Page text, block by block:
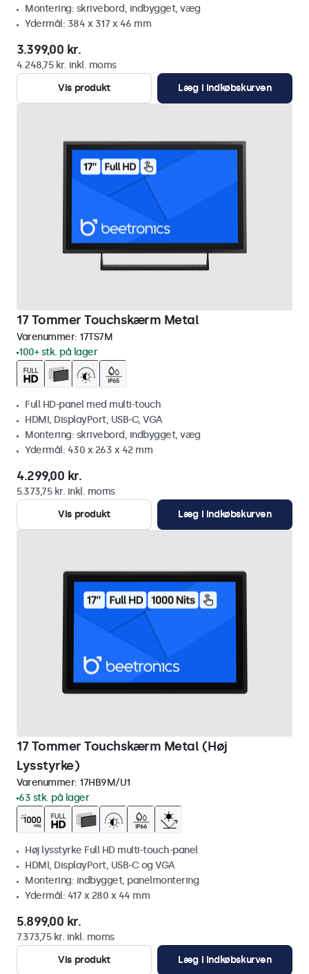
Montering: skrivebord, indbygget, væg
Ydermål: 384 x 317 x 46 mm
3.399,00 kr.
4.248,75 kr. inkl. moms
Vis produkt
Læg i indkøbskurven
17 Tommer Touchskærm Metal
Varenummer: 17TS7M
100+ stk. på lager
Full HD-panel med multi-touch
HDMI, DisplayPort, USB-C, VGA
Montering: skrivebord, indbygget, væg
Ydermål: 430 x 263 x 42 mm
4.299,00 kr.
5.373,75 kr. inkl. moms
Vis produkt
Læg i indkøbskurven
17 Tommer Touchskærm Metal (Høj
Lysstyrke)
Varenummer: 17HB9M/U1
63 stk. på lager
Høj lysstyrke Full HD multi-touch-panel
HDMI, DisplayPort, USB-C og VGA
Montering: indbygget, panelmontering
Ydermål: 417 x 280 x 44 mm
5.899,00 kr.
7.373,75 kr. inkl. moms
Vis produkt
Læg i indkøbskurven